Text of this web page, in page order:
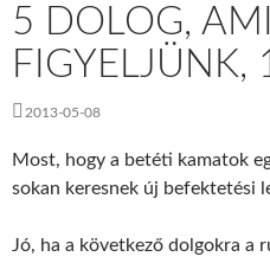
5 DOLOG,
FIGYELJÜNK,
2013-05-08
Most, hogy a betéti kamatok
sokan keresnek új befektetési
Jó, ha a következő dolgokra a